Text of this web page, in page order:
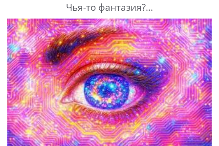
Чья-то фантазия?...